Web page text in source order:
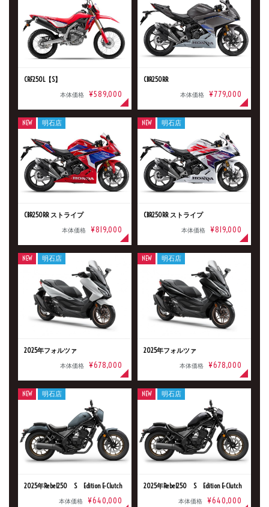
CRF250L【S】
本体価格 ¥589,000
CBR250RR
本体価格 ¥779,000
CBR250RR ストライプ
本体価格 ¥819,000
NEW 明石店
CBR250RR ストライプ
本体価格 ¥819,000
NEW 明石店
2025年フォルツァ
本体価格 ¥678,000
NEW 明石店
2025年フォルツァ
本体価格 ¥678,000
NEW 明石店
2025年Rebel250 S Edition E-Clutch
本体価格 ¥640,000
NEW 明石店
2025年Rebel250 S Edition E-Clutch
本体価格 ¥640,000
NEW 明石店